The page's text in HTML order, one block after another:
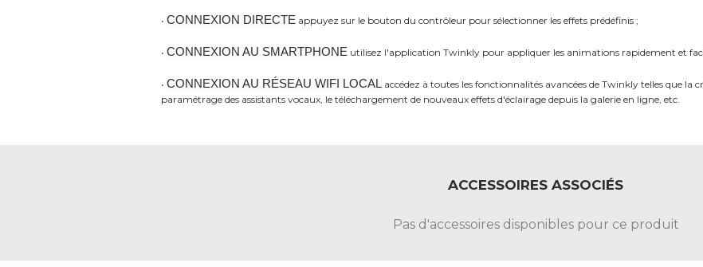
• CONNEXION DIRECTE appuyez sur le bouton du contrôleur pour sélectionner les effets prédéfinis ;
• CONNEXION AU SMARTPHONE utilisez l'application Twinkly pour appliquer les animations rapidement et
• CONNEXION AU RÉSEAU WIFI LOCAL accédez à toutes les fonctionnalités avancées de Twinkly telles que la
paramétrage des assistants vocaux, le téléchargement de nouveaux effets d'éclairage depuis la galerie en ligne, etc.
ACCESSOIRES ASSOCIÉS
Pas d'accessoires disponibles pour ce produit